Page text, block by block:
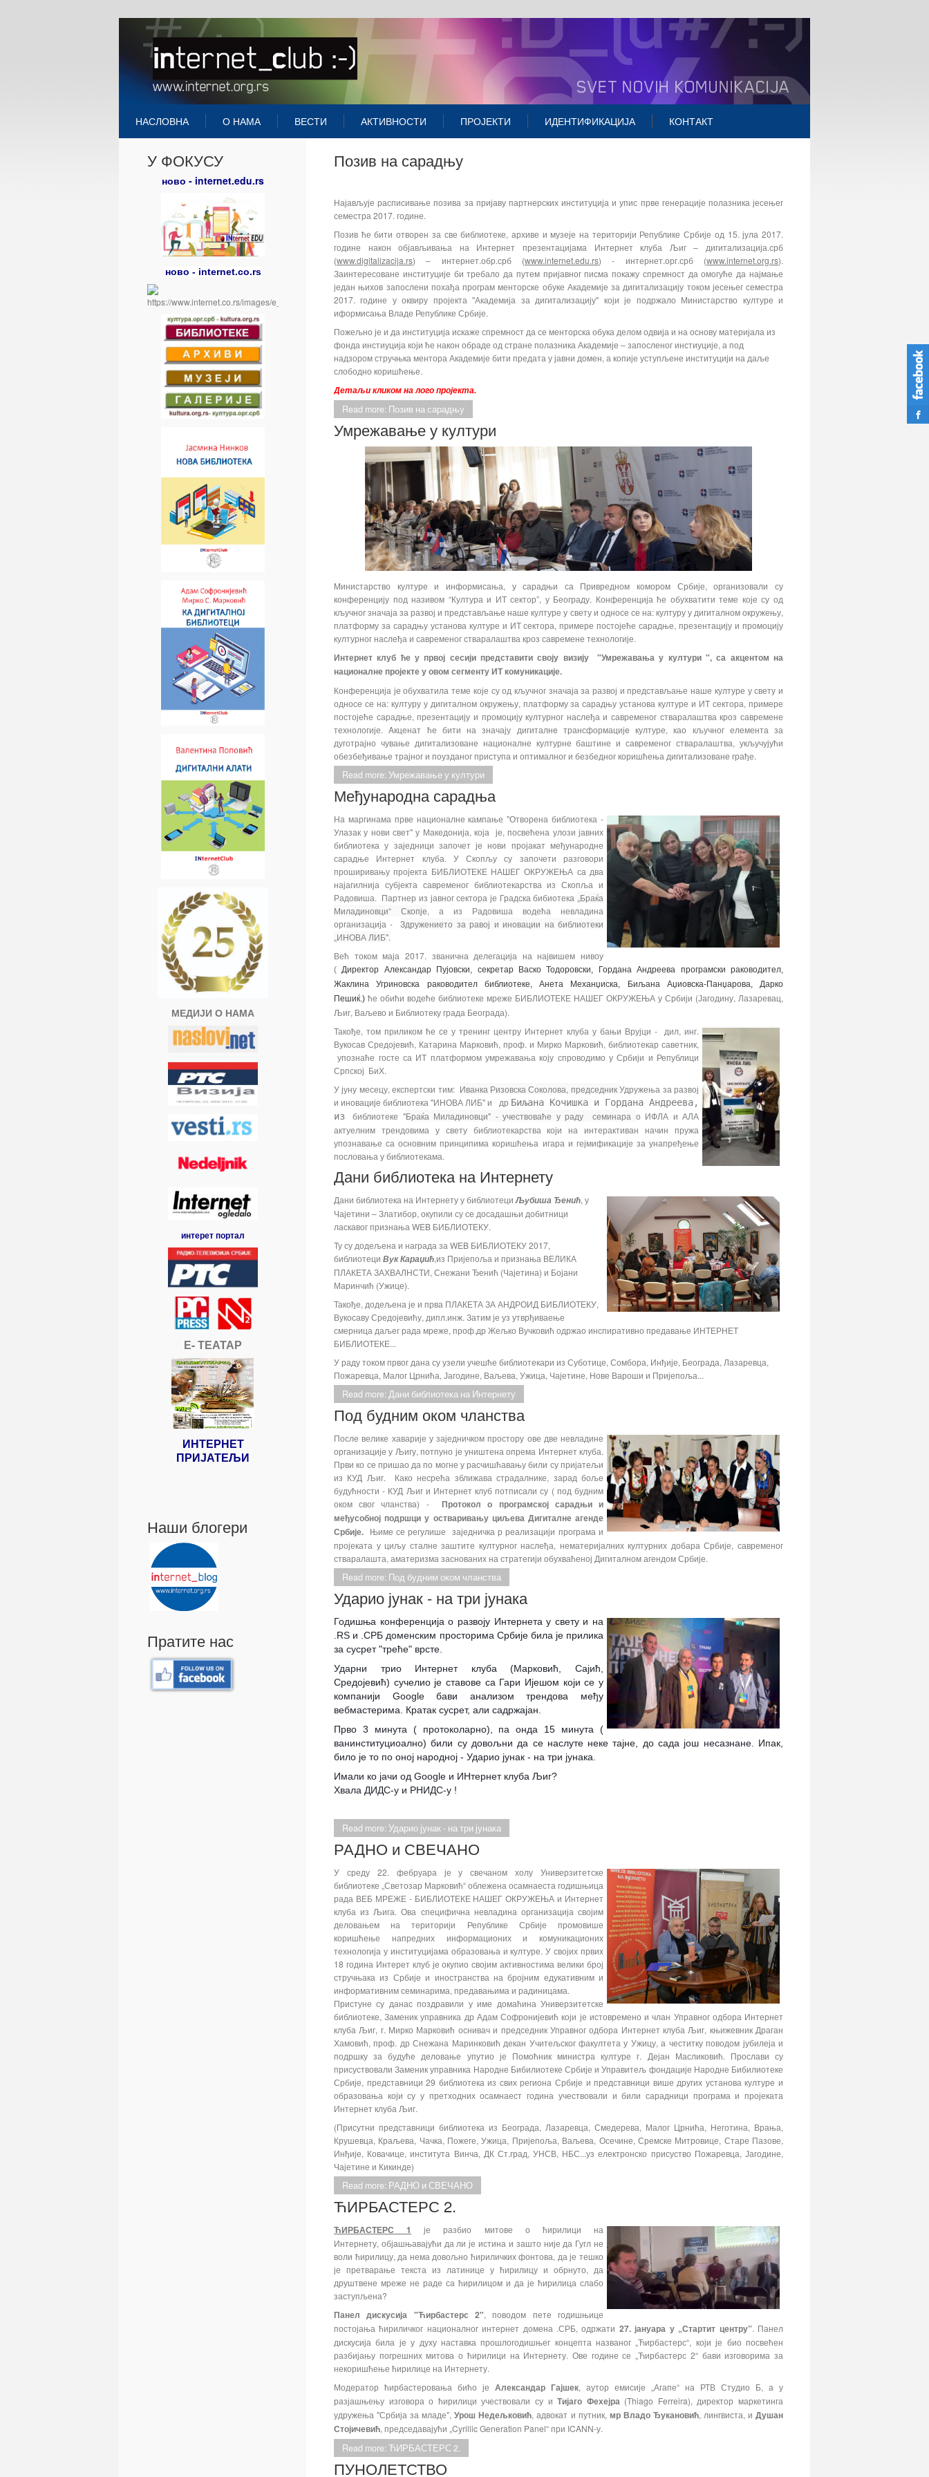
НАСЛОВНА О НАМА ВЕСТИ АКТИВНОСТИ ПРОЈЕКТИ ИДЕНТИФИКАЦИЈА КОНТАКТ
У ФОКУСУ
ново - internet.edu.rs
ново - internet.co.rs
МЕДИЈИ О НАМА
интерет портал
Е- ТЕАТАР
ИНТЕРНЕТ
ПРИЈАТЕЉИ
Наши блогери
Пратите нас
Позив на сарадњу
Најављује расписивање позива за пријаву партнерских институција и упис прве генерације полазника јесењег
семестра 2017. године.
Позив ће бити отворен за све библиотеке, архиве и музеје на територији Републике Србије од 15. јула 2017.
године након објављивања на Интернет презентацијама Интернет клуба Љиг – дигитализација.срб
(www.digitalizacija.rs) – интернет.обр.срб (www.internet.edu.rs) - интернет.орг.срб (www.internet.org.rs).
Заинтересоване институције би требало да путем пријавног писма покажу спремност да омогуће да најмање
један њихов запослени похађа програм менторске обуке Академије за дигитализацију током јесењег семестра
2017. године у оквиру пројекта ''Академија за дигитализацију'' који је подржало Министарство културе и
иформисања Владе Републике Србије.
Пожељно је и да институција искаже спремност да се менторска обука делом одвија и на основу материјала из
фонда инстиуција који ће након обраде од стране полазника Академије – запосленог инстиуције, а под
надзором стручњка ментора Академије бити предата у јавни домен, а копије уступљене институцији на даље
слободно коришћење.
Детаљи кликом на лого пројекта.
Read more: Позив на сарадњу
Умрежавање у култури
Mинистарство културе и информисања, у сарадњи са Привредном комором Србије, организовали су
конференцију под називом “Култура и ИТ сектор”, у Београду. Конференција ће обухватити теме које су од
кључног значаја за развој и представљање наше културе у свету и односе се на: културу у дигиталном окружењу,
платформу за сарадњу установа културе и ИТ сектора, примере постојеће сарадње, презентацију и промоцију
културног наслеђа и савременог стваралаштва кроз савремене технологије.
Интернет клуб ће у првој сесији представити своју визију "Умрежавања у култури ", са акцентом на
националне пројекте у овом сегменту ИТ комуникације.
Конференција је обухватила теме које су од кључног значаја за развој и представљање наше културе у свету и
односе се на: културу у дигиталном окружењу, платформу за сарадњу установа културе и ИТ сектора, примере
постојеће сарадње, презентацију и промоцију културног наслеђа и савременог стваралаштва кроз савремене
технологије. Aкценат ће бити на значају дигиталнe трансформацијe културе, као кључног елемента за
дуготрајно чување дигитализоване националне културне баштине и савременог стваралаштва, укључујући
обезбеђивање трајног и поузданог приступа и оптималног и безбедног коришћења дигитализоване грађе.
Read more: Умрежавање у култури
Међународна сарадња
На маргинама прве националне кампање "Отворена библиотека -
Улазак у нови свет" у Македонија, која је, посвећена улози јавних
библиотека у заједници започет је нови пројакат међународне
сарадње Интернет клуба. У Скопљу су започети разговори
проширивању пројекта БИБЛИОТЕКЕ НАШЕГ ОКРУЖЕЊА са два
најагилнија субјекта савременог библиотекарства из Скопља и
Радовиша. Партнер из јавног сектора је Градска бибиотека „Браќа
Миладиновци“ Скопје, а из Радовиша водећа невладина
организација -Здружението за равој и иновации на библиотеки
„ИНОВА ЛИБ".
Већ током маја 2017. званична делегација на највишем нивоу
(Директор Александар Пујовски, секретар Васко Тодоровски, Гордана Андреева програмски раководител,
Жаклина Угриновска раководител библиотеке, Анета Механџиска, Биљана Аџиовска-Панџарова, Дарко
Пешиќ.) ће обићи водеће библиотеке мреже БИБЛИОТЕКЕ НАШЕГ ОКРУЖЕЊА у Србији (Јагодину, Лазаревац,
Љиг, Ваљево и Библиотеку града Београда).
Такође, том приликом ће се у тренинг центру Интернет клуба у бањи Врујци - дил, инг.
Вукосав Средојевић, Катарина Марковић, проф. и Мирко Марковић, библиотекар саветник,
упознаће госте са ИТ платформом умрежавања коју спроводимо у Србији и Републици
Српској БиХ.
У јуну месецу, експертски тим: Иванка Ризовска Соколова, председникУдружења за развој
и иновације библиотека "ИНОВА ЛИБ" и др Биљана Кочишка и Гордана Андреева,
избиблиотеке "Браќа Миладиновци" - учествоваће у раду семинара о ИФЛА и АЛА
актуелним трендовима у свету библиотекарства који на интерактиван начин пружа
упознавање са основним принципима коришћења игара и гејмификације за унапређење
пословања у библиотекама.
Дани библиотека на Интернету
Дани библиотека на Интернету у библиотециЉубиша Ђенић, у
Чајетини – Златибор, окупили су се досадашњи добитници
ласкавог признања WEB БИБЛИОТЕКУ.
Ту су додељена и награда за WEB БИБЛИОТЕКУ 2017,
библиотеци Вук Караџић,из Пријепоља и признања ВЕЛИКА
ПЛАКЕТА ЗАХВАЛНСТИ, Снежани Ђенић (Чајетина) и Бојани
Маринчић (Ужице).
Такође, додељена је и прва ПЛАКЕТА ЗА АНДРОИД БИБЛИОТЕКУ,
Вукосаву Средојевићу, дипл.инж. Затим је уз утврђиваење
смерница даљег рада мреже, проф.др Жељко Вучковић одржао инспиративно предавање ИНТЕРНЕТ
БИБЛИОТЕКЕ...
У раду током првог дана су узели учешће библиотекари из Суботице, Сомбора, Инђије, Београда, Лазаревца,
Пожаревца, Малог Црнића, Јагодине, Ваљева, Ужица, Чајетине, Нове Вароши и Пријепоља...
Read more: Дани библиотека на Интернету
Под будним оком чланства
После велике хаварије у заједничком простору ове две невладине
организације у Љигу, потпуно је уништена опрема Интернет клуба.
Први ко се пришао да по могне у расчишћавању били су пријатељи
из КУД Љиг. Како несрећа зближава страдалнике, зарад боље
будућности - КУД Љиг и Интернет клуб потписали су ( под будним
оком свог чланства) -Протокол о програмској сарадњи и
међусобној подршци у остваривању циљева Дигиталне агенде
Србије. Њиме се регулише заједничка р реализацији програма и
пројеката у циљу сталне заштите културног наслеђа, нематеријалних културних добара Србије, савременог
стваралашта, аматеризма заснованих на стратегији обухваћеној Дигиталном агендом Србије.
Read more: Под будним оком чланства
Ударио јунак - на три јунака
Годишња конференција о развоју Интернета у свету и на
.RS и .СРБ доменским просторима Србије била је прилика
за сусрет "треће" врсте.
Ударни трио Интернет клуба (Марковић, Сајић,
Средојевић) сучелио је ставове са Гари Ијешом који се у
компанији Google бави анализом трендова међу
вебмастерима. Кратак сусрет, али садржајан.
Прво 3 минута ( протоколарно), па онда 15 минута (
ванинституциоално) били су довољни да се наслуте неке тајне, до сада још несазнане. Ипак,
било је то по оној народној - Ударио јунак - на три јунака.
Имали ко јачи од Google и ИНтернет клуба Љиг?
Хвала ДИДС-у и РНИДС-у !
Read more: Ударио јунак - на три јунака
РАДНО и СВЕЧАНО
У среду 22. фебруара је у свечаном холу Универзитетске
библиотеке „Светозар Марковић“ облежена осамнаеста годишњица
рада ВЕБ МРЕЖЕ - БИБЛИОТЕКЕ НАШЕГ ОКРУЖЕЊА и Интернет
клуба из Љига. Ова специфична невладина организација својим
деловањем на територији Републике Србије промовише
коришћење напредних информационих и комуникационих
технологија у институцијама образовања и културе. У својих првих
18 година Интерет клуб је окупио својим активностима велики број
стручњака из Србије и иностранства на бројним едукативним и
информативним семинарима, предавањима и радиницама.
Пристуне су данас поздравили у име домаћина Универзитетске
библиотеке, Заменик управника др Адам Софронијевић који је истовремено и члан Управног одбора Интернет
клуба Љиг, г. Мирко Марковић оснивач и председник Управног одбора Интернет клуба Љиг, књижевник Драган
Хамовић, проф. др Снежана Маринковић декан Учитељског факултета у Ужицу, а честитку поводом јубилеја и
подршку за будуће деловање упутио је Помоћник министра културе г. Дејан Масликовић. Прослави су
присуствовали Заменик управника Народне Бибилиотеке Србије и Управитељ фондације Народне Бибилиотеке
Србије, представници 29 библиотека из свих региона Србије и представници више других установа културе и
образовања који су у претходних осамнаест година учествовали и били сарадници програма и пројеката
Интернет клуба Љиг.
(Присутни представници библиотека из Београда, Лазаревца, Смедерева, Малог Црнића, Неготина, Врања,
Крушевца, Краљева, Чачка, Пожеге, Ужица, Пријепоља, Ваљева, Осечине, Сремске Митровице, Старе Пазове,
Инђије, Ковачице, института Винча, ДК Ст.град, УНСВ, НБС...уз електронско присуство Пожаревца, Јагодине,
Чајетине и Кикинде)
Read more: РАДНО и СВЕЧАНО
ЋИРБАСТЕРС 2.
ЋИРБАСТЕРС 1
је разбио митове о ћирилици на
Интернету, објашњавајући да ли је истина и зашто није да Гугл не
воли ћирилицу, да нема довољно ћириличких фонтова, да је тешко
је претварање текста из латинице у ћирилицу и обрнуто, да
друштвене мреже не раде са ћирилицом и да је ћирилица слабо
заступљена?
Панел дискусија "Ћирбастерс 2", поводом пете годишњице
постојања ћириличког националног интернет домена .СРБ, одржати 27. јануара у „Стартит центру”. Панел
дискусија била је у духу наставка прошлогодишњег концепта названог „Ћирбастерс“, који је био посвећен
разбијању погрешних митова о ћирилици на Интернету. Ове године се „Ћирбастерс 2“ бави изговорима за
некоришћење ћирилице на Интернету.
Модератор ћирбастеровања бићо је Александар Гајшек, аутор емисије „Агапе“ на РТВ Студио Б, а у
разјашњењу изговора о ћирилици учествовали су иТијаго Фехејра (Thiago Ferreira), директор маркетинга
удружења "Србија за младе",Урош Недељковић, адвокат и путник, мр Владо Ђукановић, лингвиста, иДушан
Стојичевић, председавајући „Cyrillic Generation Panel“ при ICANN-у.
Read more: ЋИРБАСТЕРС 2.
ПУНОЛЕТСТВО